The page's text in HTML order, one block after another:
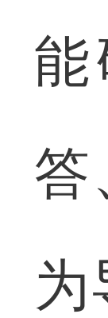
答
为